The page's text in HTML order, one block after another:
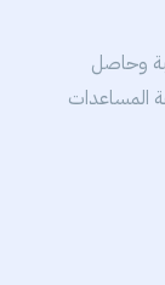
وحاصل
المساعدات